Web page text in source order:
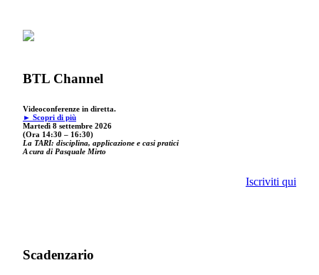
BTL Channel
Videoconferenze in diretta.
► Scopri di più
Martedì 8 settembre 2026
(Ora 14:30 – 16:30)
La TARI: disciplina, applicazione e casi pratici
A cura di Pasquale Mirto
Iscriviti qui
Scadenzario